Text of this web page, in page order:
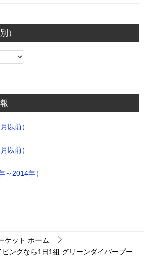
）
以前）
以前）
～2014年）
ケット ホーム
ングなら1日1組 グリーンダイバープー